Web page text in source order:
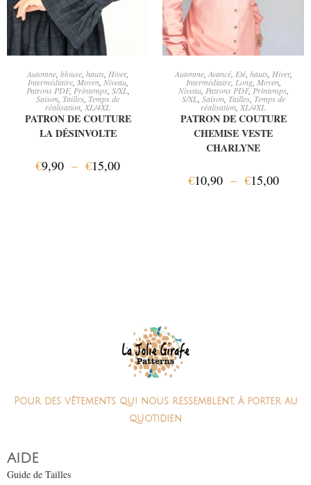
CHOIX DES OPTIONS
Automne blouse hauts Hiver,
Intermédiaire, Moyen, Niveau,
Patrons PDF,Printemps, S/XL,
Saison Tailles Temps de
réalisation ,XL/4XL
PATRON DE COUTURE
LA DÉSINVOLTE
€9,90 – €15,00
CHOIX DES OPTIONS
Automne, Avancé, Eté, hauts, Hiver,
Intermédiaire, Long, Moyen,
Niveau, Patrons PDF,Printemps,
S/XL,Saison, Tailles, Temps de
réalisation XL/4XL
PATRON DE COUTURE
CHEMISE VESTE
CHARLYNE
€10,90 – €15,00
Pour des vêtements qui nous ressemblent, à porter au
quotidien
AIDE
Guide de Tailles